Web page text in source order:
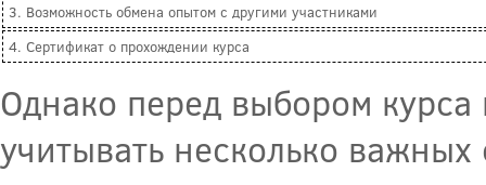
3. Возможность обмена опытом с другими участниками
4. Сертификат о прохождении курса
Однако перед выбором
учитывать несколько важных